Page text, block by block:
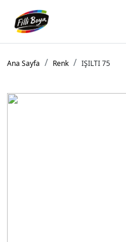
Ana Sayfa Renk IŞILTI 75